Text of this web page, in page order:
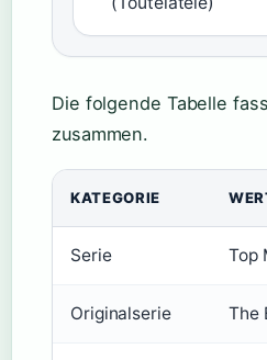
Die folgende Tabelle
zusammen.
KATEGORIE
Serie Top
Originalserie The